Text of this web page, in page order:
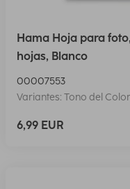
Hama Hoja para
hojas, Blanco
00007553
Variantes: Tono del Color
6,99 EUR